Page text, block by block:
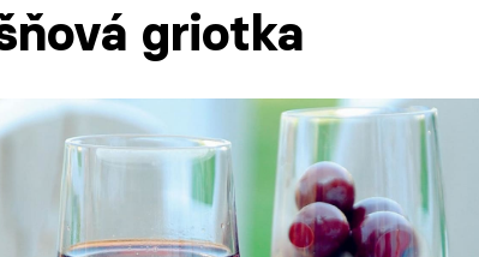
griotka